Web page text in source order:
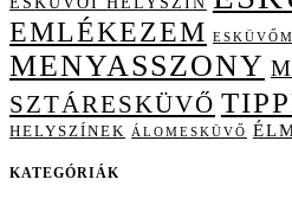
EMLÉKEZEM
MENYASSZONY
SZTÁRESKÜVŐ
HELYSZÍNEK
ÁLOMESKÜVŐ
KATEGÓRIÁK